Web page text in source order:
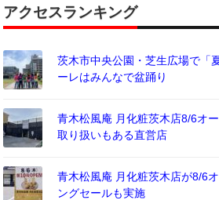
アクセスランキング
茨木市中央公園・芝生広場で「
ーレはみんなで盆踊り
青木松風庵 月化粧茨木店8/6オ
取り扱いもある直営店
青木松風庵 月化粧茨木店が8/6
ングセールも実施